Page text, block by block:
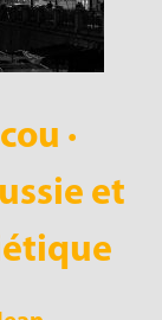
·
et